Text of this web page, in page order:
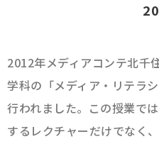
2012年メディアコンテ北千
学科の「メディア・リテラ
行われました。この授業で
するレクチャーだけでなく